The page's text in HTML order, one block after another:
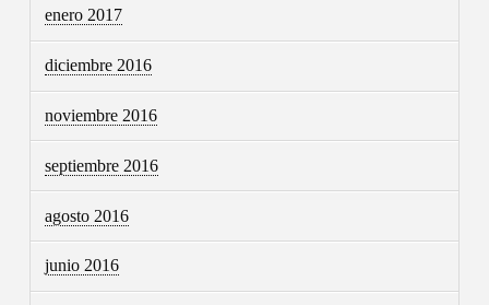
enero 2017
diciembre 2016
noviembre 2016
septiembre 2016
agosto 2016
junio 2016